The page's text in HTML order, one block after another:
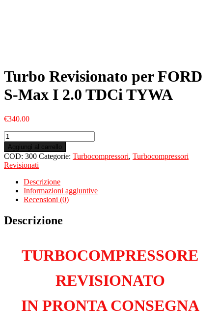
Turbo Revisionato per FORD
S-Max I 2.0 TDCi TYWA
€340.00
Turbo
Revisionato
per
FORD
S-
Max
TYWA
quantità
Aggiungi al carrello
COD: 300 Categorie: Turbocompressori, Turbocompressori
Revisionati
Descrizione
Informazioni aggiuntive
Recensioni (0)
Descrizione
TURBOCOMPRESSORE
REVISIONATO
IN PRONTA CONSEGNA